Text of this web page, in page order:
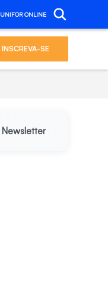
UNIFOR ONLINE
INSCREVA-SE
Newsletter